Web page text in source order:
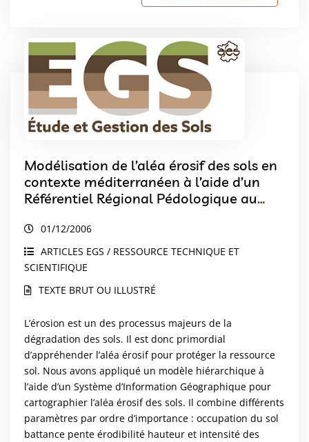
Modélisation de l’aléa érosif des sols en
contexte méditerranéen à l’aide d’un
Référentiel Régional Pédologique au
locaux
01/12/2006
ARTICLES EGS / RESSOURCE TECHNIQUE ET
SCIENTIFIQUE
TEXTE BRUT OU ILLUSTRÉ
L’érosion est un des processus majeurs de la
dégradation des sols. Il est donc primordial
d’appréhender l’aléa érosif pour protéger la ressource
sol. Nous avons appliqué un modèle hiérarchique à
l’aide d’un Système d’Information Géographique pour
cartographier l’aléa érosif des sols. Il combine différents
paramètres par ordre d’importance : occupation du sol
battance pente érodibilité hauteur et intensité des